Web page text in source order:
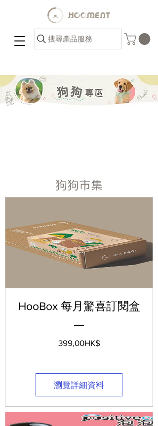
搜尋產品服務
狗狗市集
HooBox 每月驚喜訂閱盒
399,00HK$價
瀏覽詳細資料